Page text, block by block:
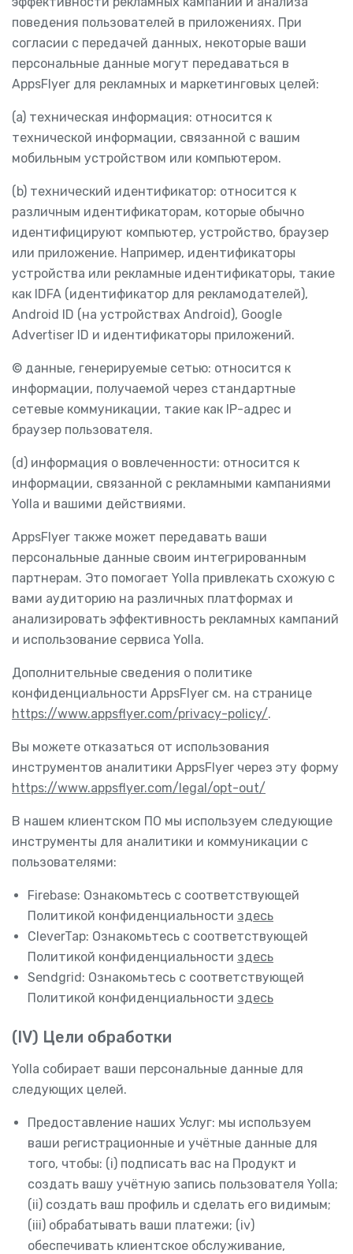
поведения пользователей в приложениях. При
согласии с передачей данных, некоторые ваши
персональные данные могут передаваться в
AppsFlyer для рекламных и маркетинговых целей:
(a) техническая информация: относится к
технической информации, связанной с вашим
мобильным устройством или компьютером.
(b) технический идентификатор: относится к
различным идентификаторам, которые обычно
идентифицируют компьютер, устройство, браузер
или приложение. Например, идентификаторы
устройства или рекламные идентификаторы, такие
как IDFA (идентификатор для рекламодателей),
Android ID (на устройствах Android), Google
Advertiser ID и идентификаторы приложений.
© данные, генерируемые сетью: относится к
информации, получаемой через стандартные
сетевые коммуникации, такие как IP-адрес и
браузер пользователя.
(d) информация о вовлеченности: относится к
информации, связанной с рекламными кампаниями
Yolla и вашими действиями.
AppsFlyer также может передавать ваши
персональные данные своим интегрированным
партнерам. Это помогает Yolla привлекать схожую с
вами аудиторию на различных платформах и
анализировать эффективность рекламных кампаний
и использование сервиса Yolla.
Дополнительные сведения о политике
конфиденциальности AppsFlyer см. на странице
https://www.appsflyer.com/privacy-policy/.
Вы можете отказаться от использования
инструментов аналитики AppsFlyer через эту форму
https://www.appsflyer.com/legal/opt-out/
В нашем клиентском ПО мы используем следующие
инструменты для аналитики и коммуникации с
пользователями:
Firebase: Ознакомьтесь с соответствующей
Политикой конфиденциальности здесь
CleverTap: Ознакомьтесь с соответствующей
Политикой конфиденциальности здесь
Sendgrid: Ознакомьтесь с соответствующей
Политикой конфиденциальности здесь
(IV) Цели обработки
Yolla собирает ваши персональные данные для
следующих целей.
Предоставление наших Услуг: мы используем
ваши регистрационные и учётные данные для
того, чтобы: (i) подписать вас на Продукт и
создать вашу учётную запись пользователя Yolla;
(ii) создать ваш профиль и сделать его видимым;
(iii) обрабатывать ваши платежи; (iv)
обеспечивать клиентское обслуживание,